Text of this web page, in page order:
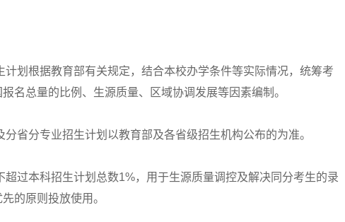
根据教育部有关规定，结合本校办学条件等实际情况，统筹考
名总量的比例、生源质量、区域协调发展等因素编制。
分专业招生计划以教育部及各省级招生机构公布的为准。
本科招生计划总数1%，用于生源质量调控及解决同分考生的录
的原则投放使用。